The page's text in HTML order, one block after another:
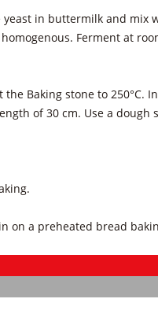
yeast in buttermilk and mix
Ferment at
the Baking stone to 250°C.
of 30 cm. Use a dough
on a preheated bread